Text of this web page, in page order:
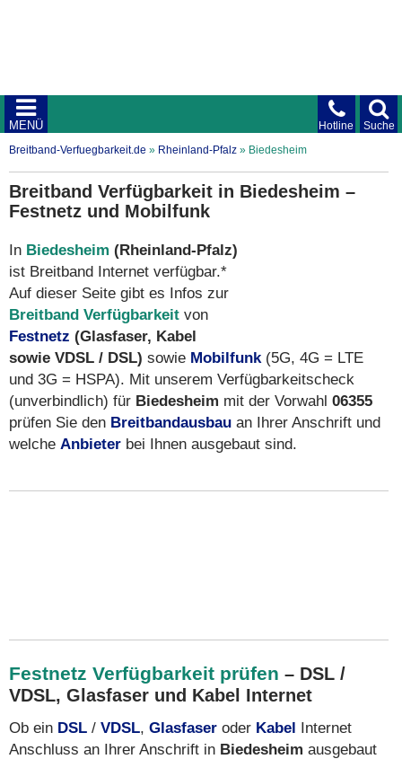
Suche
Hotline
MENÜ
Breitband-Verfuegbarkeit.de » Rheinland-Pfalz » Biedesheim
Breitband Verfügbarkeit in Biedesheim –
Festnetz und Mobilfunk
In Biedesheim (Rheinland-Pfalz)
ist Breitband Internet verfügbar.*
Auf dieser Seite gibt es Infos zur
Breitband Verfügbarkeit von
Festnetz (Glasfaser, Kabel
sowie VDSL / DSL) sowie Mobilfunk(5G, 4G = LTE
und 3G = HSPA). Mit unserem Verfügbarkeitscheck
(unverbindlich) für Biedesheim mit der Vorwahl 06355
prüfen Sie den Breitbandausbau an Ihrer Anschrift und
welche Anbieter bei Ihnen ausgebaut sind.
Festnetz Verfügbarkeit prüfen – DSL /
VDSL, Glasfaser und Kabel Internet
Ob ein DSL / VDSL, Glasfaser oder Kabel Internet
Anschluss an Ihrer Anschrift in Biedesheim ausgebaut